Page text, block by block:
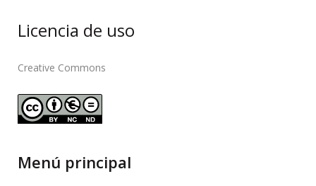
Licencia de uso
Creative Commons
Menú principal